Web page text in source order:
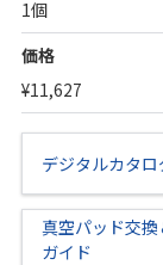
1個
価格
¥11,627
デジタルカタロ
真空パッド交換
ガイド